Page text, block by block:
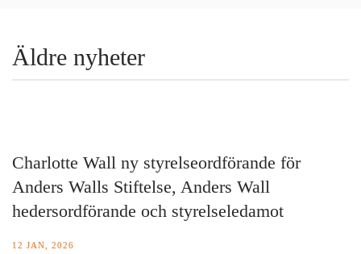
Äldre nyheter
Charlotte Wall ny styrelseordförande för
Anders Walls Stiftelse, Anders Wall
hedersordförande och styrelseledamot
12 JAN, 2026